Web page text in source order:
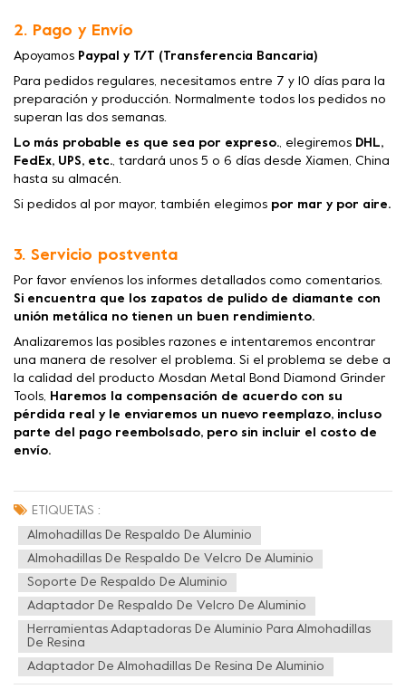
2. Pago y Envío
Apoyamos Paypal y T/T (Transferencia Bancaria)
Para pedidos regulares, necesitamos entre 7 y 10 días para la
preparación y producción. Normalmente todos los pedidos no
superan las dos semanas.
Lo más probable es que sea por expreso., elegiremos DHL,
FedEx, UPS, etc., tardará unos 5 o 6 días desde Xiamen, China
hasta su almacén.
Si pedidos al por mayor, también elegimos por mar y por aire.
3. Servicio postventa
Por favor envíenos los informes detallados como comentarios.
Si encuentra que los zapatos de pulido de diamante con
unión metálica no tienen un buen rendimiento.
Analizaremos las posibles razones e intentaremos encontrar
una manera de resolver el problema. Si el problema se debe a
la calidad del producto Mosdan Metal Bond Diamond Grinder
Tools, Haremos la compensación de acuerdo con su
pérdida real y le enviaremos un nuevo reemplazo, incluso
parte del pago reembolsado, pero sin incluir el costo de
envío.
ETIQUETAS :
Almohadillas De Respaldo De Aluminio
Almohadillas De Respaldo De Velcro De Aluminio
Soporte De Respaldo De Aluminio
Adaptador De Respaldo De Velcro De Aluminio
Herramientas Adaptadoras De Aluminio Para Almohadillas
De Resina
Adaptador De Almohadillas De Resina De Aluminio